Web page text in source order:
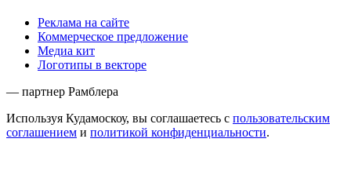
Реклама на сайте
Коммерческое предложение
Медиа кит
Логотипы в векторе
— партнер Рамблера
Используя Кудамоскоу, вы соглашаетесь с пользовательским
соглашением и политикой конфиденциальности.